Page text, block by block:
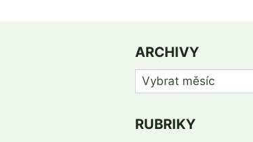
ARCHIVY
Archivy
RUBRIKY